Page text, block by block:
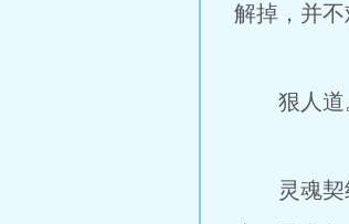
解掉，并
狠人道
灵魂契约